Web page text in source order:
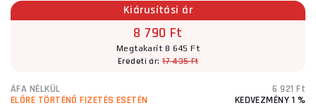
Kiárusítási ár
8 790 Ft
Megtakarít 8 645 Ft
Eredeti ár:17 435 Ft
ÁFA NÉLKÜL
6 921 Ft
ELŐRE TÖRTÉNŐ FIZETÉS ESETÉN
KEDVEZMÉNY 1 %